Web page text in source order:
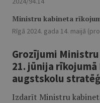
Ministru kabineta
Rīgā 2024. gada 14. maijā
Grozījumi
21. jūnija
augstskolu
Izdarīt Ministru